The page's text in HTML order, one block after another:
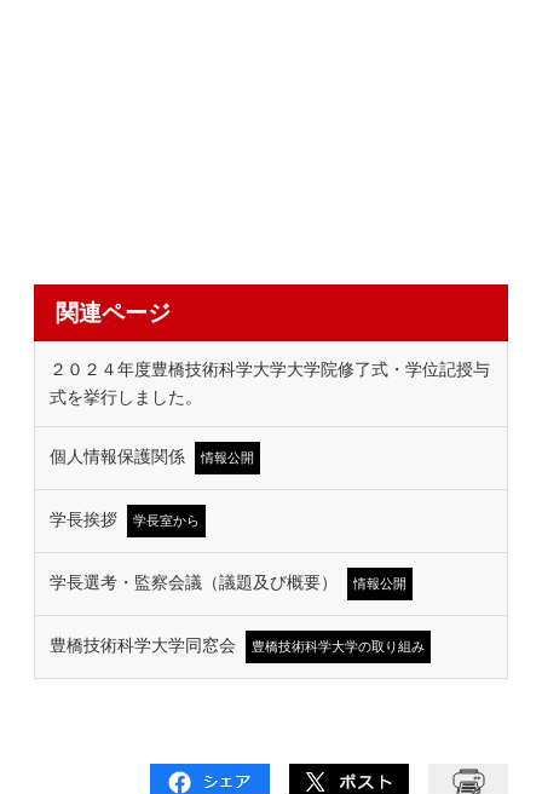
関連ページ
２０２４年度豊橋技術科学大学大学院修了式・学位記授与
式を挙行しました。
個人情報保護関係 情報公開
学長挨拶 学長室から
学長選考・監察会議（議題及び概要） 情報公開
豊橋技術科学大学同窓会 豊橋技術科学大学の取り組み